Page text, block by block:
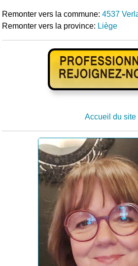
Remonter vers la commune:4537
Remonter vers la province: Liège
Accueil du site